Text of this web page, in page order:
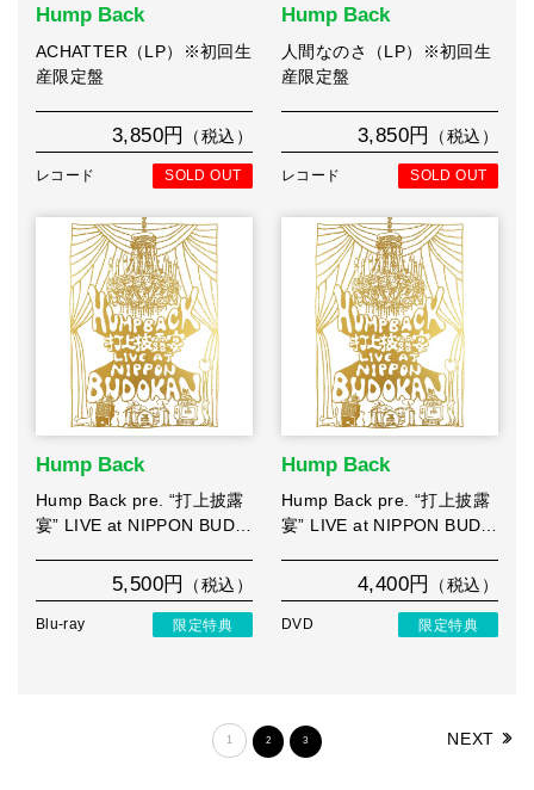
Hump Back
ACHATTER（LP）※初回生
産限定盤
3,850円 （税込）
レコード SOLD OUT
Hump Back
人間なのさ（LP）※初回生
産限定盤
3,850円 （税込）
レコード SOLD OUT
Hump Back
Hump Back pre. “打上披露
宴” LIVE at NIPPON BUD…
5,500円 （税込）
Blu-ray 限定特典
Hump Back
Hump Back pre. “打上披露
宴” LIVE at NIPPON BUD…
4,400円 （税込）
DVD 限定特典
1 2 3 NEXT